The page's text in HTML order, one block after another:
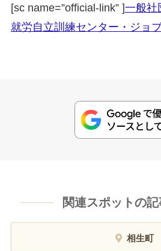
[sc name=”official-link” ]一般社
就労自立訓練センター・ジョ
関連スポットの
相生町